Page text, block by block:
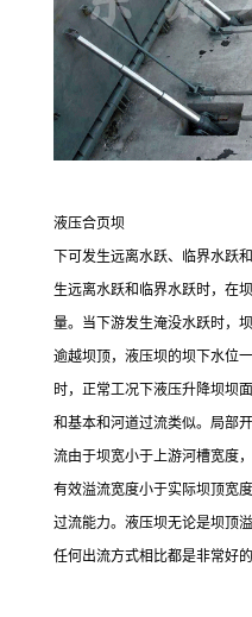
液压合页坝
下可发生远离水跃、临界水跃
生远离水跃和临界水跃时，在
量。当下游发生淹没水跃时，
逾越坝顶，液压坝的坝下水位
时，正常工况下液压升降坝坝
和基本和河道过流类似。局部
流由于坝宽小于上游河槽宽度
有效溢流宽度小于实际坝顶宽
过流能力。液压坝无论是坝顶
任何出流方式相比都是非常好的